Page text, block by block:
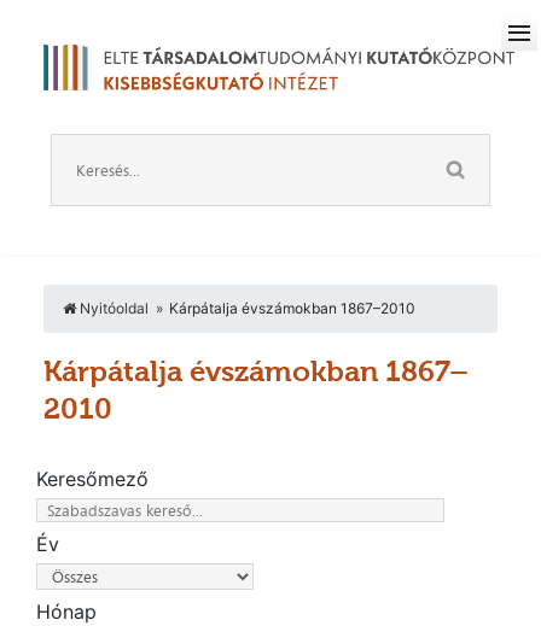
Nyitóoldal Kárpátalja évszámokban 1867–2010
Kárpátalja évszámokban 1867–
2010
Keresőmező
Év
Hónap